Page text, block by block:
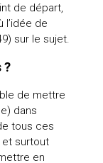
de départ,
l’idée de
sur le sujet.
?
de mettre
dans
tous ces
et surtout
en